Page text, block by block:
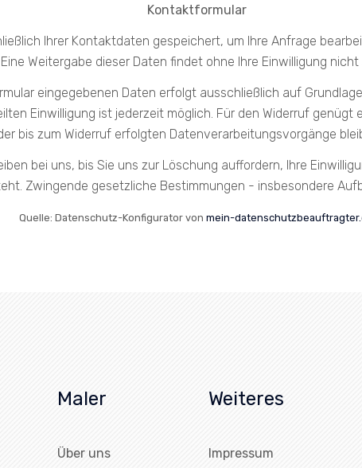
Kontaktformular
Ihrer Kontaktdaten gespeichert, um Ihre Anfrage
Eine Weitergabe dieser Daten findet ohne Ihre Einwilligung
eingegebenen Daten erfolgt ausschließlich auf Grundlage
Einwilligung ist jederzeit möglich. Für den Widerruf genügt
bis zum Widerruf erfolgten Datenverarbeitungsvorgänge
bei uns, bis Sie uns zur Löschung auffordern, Ihre
Zwingende gesetzliche Bestimmungen - insbesondere
Quelle: Datenschutz-Konfigurator von mein-
Maler
Über uns
Weiteres
Impressum